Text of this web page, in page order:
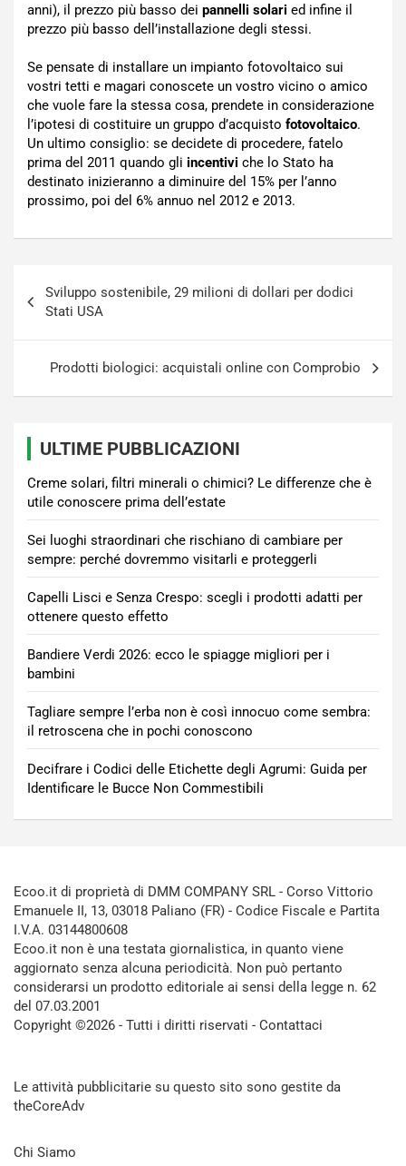
anni), il prezzo più basso dei pannelli solari ed infine il
prezzo più basso dell’installazione degli stessi.
Se pensate di installare un impianto fotovoltaico sui
vostri tetti e magari conoscete un vostro vicino o amico
che vuole fare la stessa cosa, prendete in considerazione
l’ipotesi di costituire un gruppo d’acquisto fotovoltaico.
Un ultimo consiglio: se decidete di procedere, fatelo
prima del 2011 quando gli incentivi che lo Stato ha
destinato inizieranno a diminuire del 15% per l’anno
prossimo, poi del 6% annuo nel 2012 e 2013.
articoli
Sviluppo sostenibile, 29 milioni di dollari per dodici
Stati USA
Prodotti biologici: acquistali online con Comprobio
ULTIME PUBBLICAZIONI
Creme solari, filtri minerali o chimici? Le differenze che è
utile conoscere prima dell’estate
Sei luoghi straordinari che rischiano di cambiare per
sempre: perché dovremmo visitarli e proteggerli
Capelli Lisci e Senza Crespo: scegli i prodotti adatti per
ottenere questo effetto
Bandiere Verdi 2026: ecco le spiagge migliori per i
bambini
Tagliare sempre l’erba non è così innocuo come sembra:
il retroscena che in pochi conoscono
Decifrare i Codici delle Etichette degli Agrumi: Guida per
Identificare le Bucce Non Commestibili
Ecoo.it di proprietà di DMM COMPANY SRL - Corso Vittorio
Emanuele II, 13, 03018 Paliano (FR) - Codice Fiscale e Partita
I.V.A. 03144800608
Ecoo.it non è una testata giornalistica, in quanto viene
aggiornato senza alcuna periodicità. Non può pertanto
considerarsi un prodotto editoriale ai sensi della legge n. 62
del 07.03.2001
Copyright ©2026 - Tutti i diritti riservati - Contattaci
Le attività pubblicitarie su questo sito sono gestite da
theCoreAdv
Chi Siamo